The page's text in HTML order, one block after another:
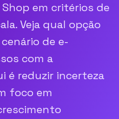
Shop em critérios de
Veja qual opção
de e-
com a
é reduzir incerteza
foco em